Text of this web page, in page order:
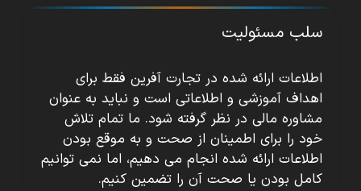
سلب مسئولیت
اطلاعات ارائه شده در تجارت آفرین فقط برای
اهداف آموزشی و اطلاعاتی است و نباید به عنوان
مشاوره مالی در نظر گرفته شود. ما تمام تلاش
خود را برای اطمینان از صحت و به موقع بودن
اطلاعات ارائه شده انجام می دهیم، اما نمی توانیم
کامل بودن یا صحت آن را تضمین کنیم.